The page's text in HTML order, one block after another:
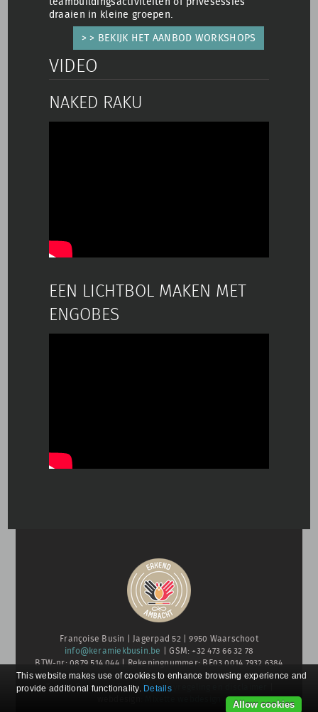
draaien in kleine groepen.
> > BEKIJK HET AANBOD WORKSHOPS
VIDEO
NAKED RAKU
EEN LICHTBOL MAKEN MET
ENGOBES
Françoise Busin | Jagerpad 52 | 9950 Waarschoot
info@keramiekbusin.be
| GSM: +32 473 66 32 78
BTW-nr: 0879 514 044 | Rekeningnummer: BE03 0014 7932 6384
© 2026 Françoise Busin |Privacyregeling en disclaimer
This website makes use of cookies to enhance browsing experience and
provide additional functionality. Details
Allow cookies